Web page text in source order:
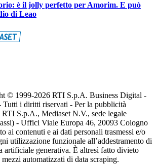
è il jolly perfetto per Amorim. E può
di Leao
© 1999-2026 RTI S.p.A. Business Digital -
Tutti i diritti riservati - Per la pubblicità
S.p.A., Mediaset N.V., sede legale
- Uffici Viale Europa 46, 20093 Cologno
ai contenuti e ai dati personali trasmessi e/o
utilizzazione funzionale all’addestramento di
artificiale generativa. È altresì fatto divieto
automatizzati di data scraping.